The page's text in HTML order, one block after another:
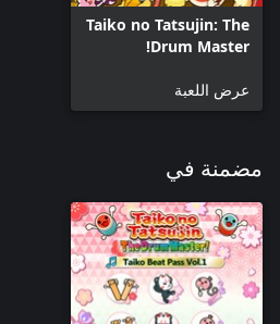
Taiko no Tatsujin: The
Drum Master!
عرض اللعبة
مضمنة في